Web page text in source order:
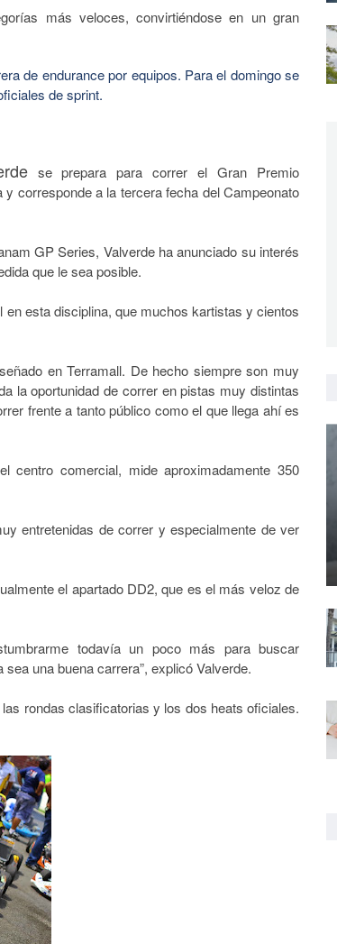
más veloces, convirtiéndose en un gran
de endurance por equipos. Para el domingo se
de sprint.
se prepara para correr el Gran Premio
corresponde a la tercera fecha del Campeonato
GP Series, Valverde ha anunciado su interés
que le sea posible.
esta disciplina, que muchos kartistas y cientos
en Terramall. De hecho siempre son muy
la oportunidad de correr en pistas muy distintas
frente a tanto público como el que llega ahí es
centro comercial, mide aproximadamente 350
entretenidas de correr y especialmente de ver
el apartado DD2, que es el más veloz de
todavía un poco más para buscar
una buena carrera”, explicó Valverde.
rondas clasificatorias y los dos heats oficiales.